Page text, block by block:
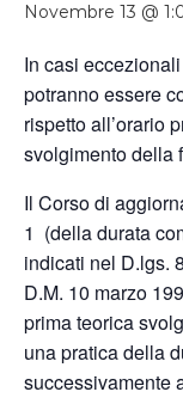
Novembre 13 @
In casi
potranno essere
rispetto all’orario
svolgimento della
Il Corso di
1 (della durata
indicati nel D.lgs.
D.M. 10 marzo
prima teorica
una pratica della
successivamente